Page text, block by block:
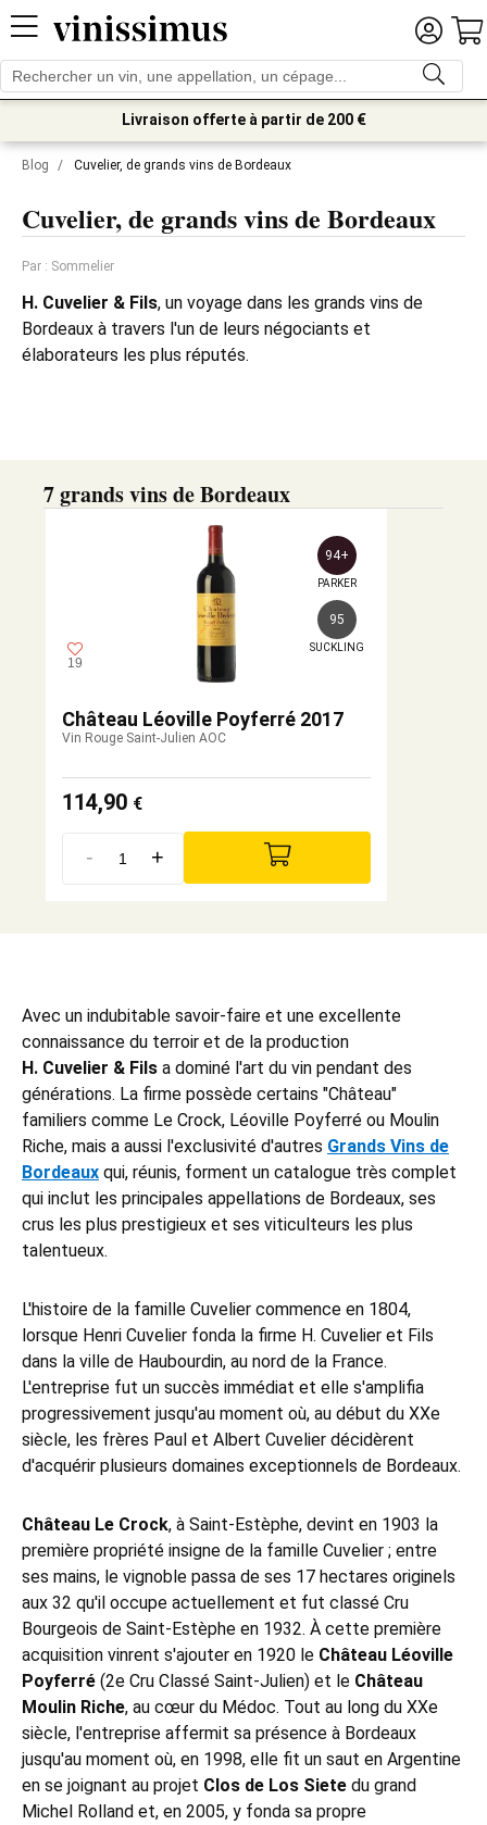
Livraison offerte à partir de 200 €
Blog / Cuvelier, de grands vins de Bordeaux
Cuvelier, de grands vins de Bordeaux
Par : Sommelier
H. Cuvelier & Fils, un voyage dans les grands vins de
Bordeaux à travers l'un de leurs négociants et
élaborateurs les plus réputés.
7 grands vins de Bordeaux
19
94+
PARKER
95
SUCKLING
Château Léoville Poyferré 2017
Vin Rouge Saint-Julien AOC
114,90 €
- +
Avec un indubitable savoir-faire et une excellente
connaissance du terroir et de la production
H. Cuvelier & Fils a dominé l'art du vin pendant des
générations. La firme possède certains "Château"
familiers comme Le Crock, Léoville Poyferré ou Moulin
Riche, mais a aussi l'exclusivité d'autres Grands Vins de
Bordeaux qui, réunis, forment un catalogue très complet
qui inclut les principales appellations de Bordeaux, ses
crus les plus prestigieux et ses viticulteurs les plus
talentueux.
L'histoire de la famille Cuvelier commence en 1804,
lorsque Henri Cuvelier fonda la firme H. Cuvelier et Fils
dans la ville de Haubourdin, au nord de la France.
L'entreprise fut un succès immédiat et elle s'amplifia
progressivement jusqu'au moment où, au début du XXe
siècle, les frères Paul et Albert Cuvelier décidèrent
d'acquérir plusieurs domaines exceptionnels de Bordeaux.
Château Le Crock, à Saint-Estèphe, devint en 1903 la
première propriété insigne de la famille Cuvelier ; entre
ses mains, le vignoble passa de ses 17 hectares originels
aux 32 qu'il occupe actuellement et fut classé Cru
Bourgeois de Saint-Estèphe en 1932. À cette première
acquisition vinrent s'ajouter en 1920 le Château Léoville
Poyferré (2e Cru Classé Saint-Julien) et le Château
Moulin Riche, au cœur du Médoc. Tout au long du XXe
siècle, l'entreprise affermit sa présence à Bordeaux
jusqu'au moment où, en 1998, elle fit un saut en Argentine
en se joignant au projet Clos de Los Siete du grand
Michel Rolland et, en 2005, y fonda sa propre